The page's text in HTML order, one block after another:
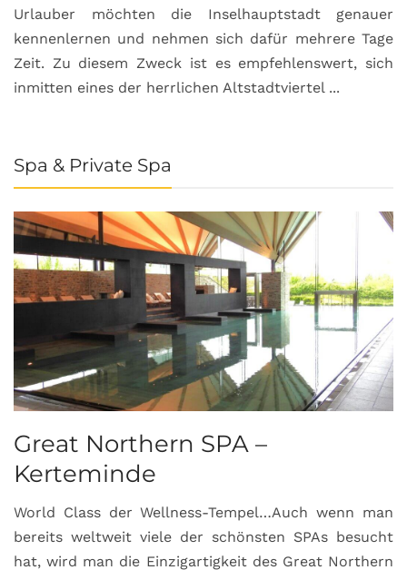
Urlauber möchten die Inselhauptstadt genauer
kennenlernen und nehmen sich dafür mehrere Tage
Zeit. Zu diesem Zweck ist es empfehlenswert, sich
inmitten eines der herrlichen Altstadtviertel ...
Spa & Private Spa
Great Northern SPA –
Kerteminde
World Class der Wellness-Tempel…Auch wenn man
bereits weltweit viele der schönsten SPAs besucht
hat, wird man die Einzigartigkeit des Great Northern